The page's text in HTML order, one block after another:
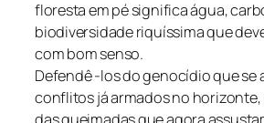
floresta em pé significa água,
biodiversidade riquíssima que
com bom senso.
Defendê -los do genocídio que se
conflitos já armados no horizonte,